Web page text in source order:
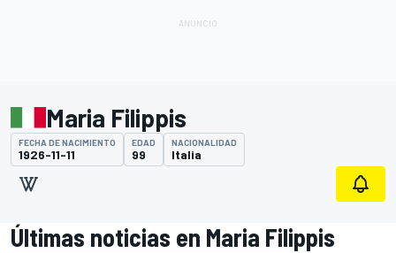
Maria Filippis
FECHA DE NACIMIENTO
1926-11-11
EDAD
99
NACIONALIDAD
Italia
Últimas noticias en Maria Filippis